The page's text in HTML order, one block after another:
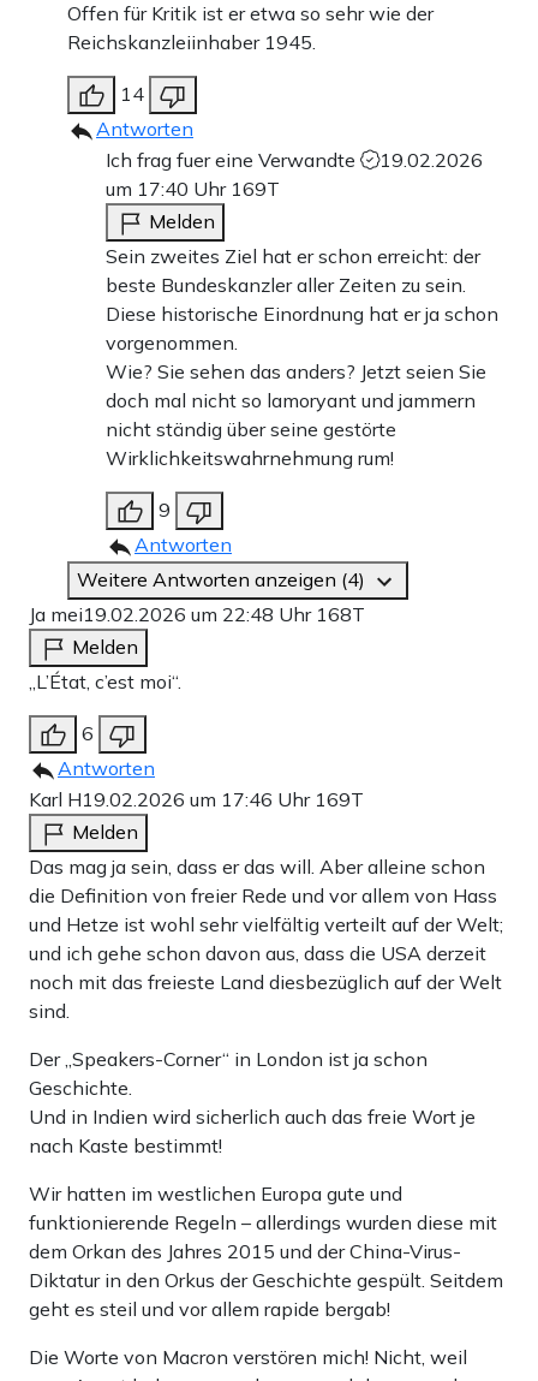
Offen für Kritik ist er etwa so sehr wie der
Reichskanzleiinhaber 1945.
14
Antworten
Ich frag fuer eine Verwandte
19.02.2026
um 17:40 Uhr 169T
Melden
Sein zweites Ziel hat er schon erreicht: der
beste Bundeskanzler aller Zeiten zu sein.
Diese historische Einordnung hat er ja schon
vorgenommen.
Wie? Sie sehen das anders? Jetzt seien Sie
doch mal nicht so lamoryant und jammern
nicht ständig über seine gestörte
Wirklichkeitswahrnehmung rum!
9
Antworten
Weitere Antworten anzeigen (4)
Ja mei19.02.2026 um 22:48 Uhr 168T
Melden
„L’État, c’est moi“.
6
Antworten
Karl H19.02.2026 um 17:46 Uhr 169T
Melden
Das mag ja sein, dass er das will. Aber alleine schon
die Definition von freier Rede und vor allem von Hass
und Hetze ist wohl sehr vielfältig verteilt auf der Welt;
und ich gehe schon davon aus, dass die USA derzeit
noch mit das freieste Land diesbezüglich auf der Welt
sind.
Der „Speakers-Corner“ in London ist ja schon
Geschichte.
Und in Indien wird sicherlich auch das freie Wort je
nach Kaste bestimmt!
Wir hatten im westlichen Europa gute und
funktionierende Regeln – allerdings wurden diese mit
dem Orkan des Jahres 2015 und der China-Virus-
Diktatur in den Orkus der Geschichte gespült. Seitdem
geht es steil und vor allem rapide bergab!
Die Worte von Macron verstören mich! Nicht, weil